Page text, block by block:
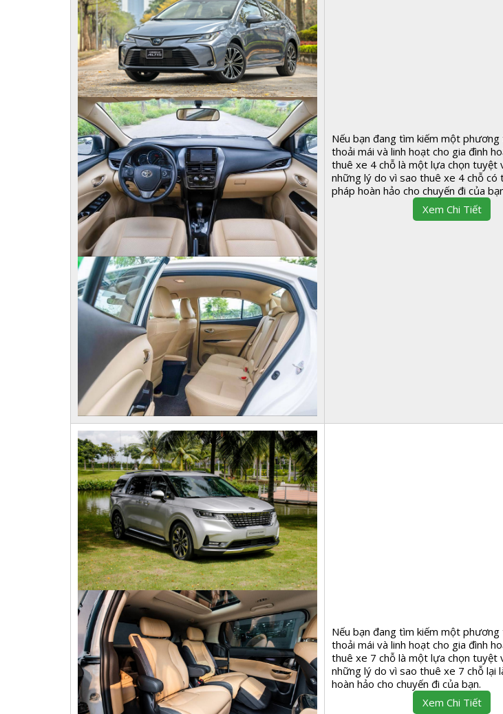
Nếu bạn đang tìm kiếm một phương
thoải mái và linh hoạt cho gia đình
thuê xe 4 chỗ là một lựa chọn tuyệt
những lý do vì sao thuê xe 4 chỗ có
pháp hoàn hảo cho chuyến đi của
Xem Chi Tiết
Nếu bạn đang tìm kiếm một phương
thoải mái và linh hoạt cho gia đình
thuê xe 7 chỗ là một lựa chọn tuyệt
những lý do vì sao thuê xe 7 chỗ lại
hoàn hảo cho chuyến đi của bạn.
Xem Chi Tiết